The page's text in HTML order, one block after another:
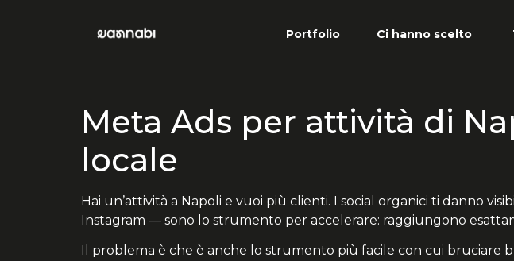
Portfolio Ci hanno scelto
Meta Ads per attività di
locale
Hai un’attività a Napoli e vuoi più clienti. I social organici ti danno
Instagram — sono lo strumento per accelerare: raggiungono
Il problema è che è anche lo strumento più facile con cui bruciare